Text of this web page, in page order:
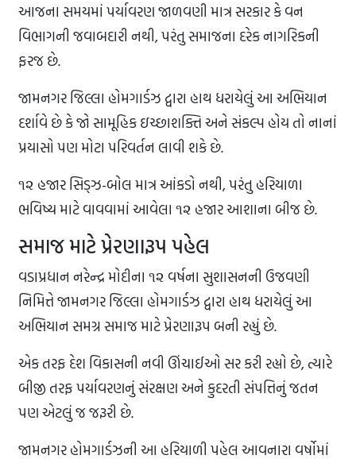
આજના સમયમાં પર્યાવરણ જાળવણી માત્ર સરકાર કે વન
વિભાગની જવાબદારી નથી, પરંતુ સમાજના દરેક નાગરિકની
ફરજ છે.
જામનગર જિલ્લા હોમગાર્ડઝ દ્વારા હાથ ધરાયેલું આ અભિયાન
દર્શાવે છે કે જો સામૂહિક ઇચ્છાશક્તિ અને સંકલ્પ હોય તો નાનાં
પ્રયાસો પણ મોટા પરિવર્તન લાવી શકે છે.
૧૨ હજાર સિડ્ઝ-બોલ માત્ર આંકડો નથી, પરંતુ હરિયાળા
ભવિષ્ય માટે વાવવામાં આવેલા ૧૨ હજાર આશાના બીજ છે.
સમાજ માટે પ્રેરણારૂપ પહેલ
વડાપ્રધાન નરેન્દ્ર મોદીના ૧૨ વર્ષના સુશાસનની ઉજવણી
નિમિત્તે જામનગર જિલ્લા હોમગાર્ડઝ દ્વારા હાથ ધરાયેલું આ
અભિયાન સમગ્ર સમાજ માટે પ્રેરણારૂપ બની રહ્યું છે.
એક તરફ દેશ વિકાસની નવી ઊંચાઈઓ સર કરી રહ્યો છે, ત્યારે
બીજી તરફ પર્યાવરણનું સંરક્ષણ અને કુદરતી સંપત્તિનું જતન
પણ એટલું જ જરૂરી છે.
જામનગર હોમગાર્ડઝની આ હરિયાળી પહેલ આવનારા વર્ષોમાં